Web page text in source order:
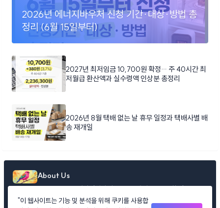
2026년 에너지바우처 신청 기간·대상·방법 총
정리 (6월 15일부터)
2027년 최저임금 10,700원 확정… 주 40시간 최
저월급 환산액과 실수령액 인상분 총정리
2026년 8월 택배 없는 날 휴무 일정과 택배사별 배
송 재개일
About Us
LifeInfoDaily: 매일 당신의 삶을 풍요롭게 만드는 유용한 정보들을
엄선하여 제공합니다
"이 웹사이트는 기능 및 분석을 위해 쿠키를 사용합